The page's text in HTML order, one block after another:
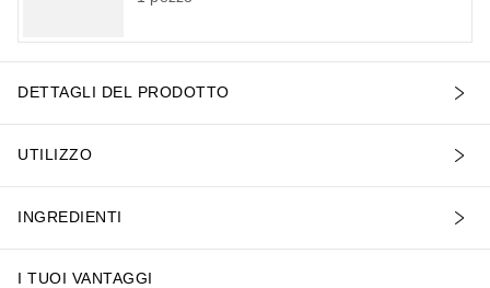
DETTAGLI DEL PRODOTTO
UTILIZZO
INGREDIENTI
I TUOI VANTAGGI